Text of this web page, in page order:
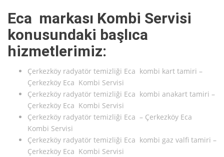
Eca markası Kombi Servisi
konusundaki başlıca
hizmetlerimiz:
Çerkezköy radyatör temizliği Eca kombi kart tamiri –
Çerkezköy Eca Kombi Servisi
Çerkezköy radyatör temizliği Eca kombi anakart tamiri –
Çerkezköy Eca Kombi Servisi
Çerkezköy radyatör temizliği Eca – Çerkezköy Eca
Kombi Servisi
Çerkezköy radyatör temizliği Eca kombi gaz valfi tamiri –
Çerkezköy Eca Kombi Servisi